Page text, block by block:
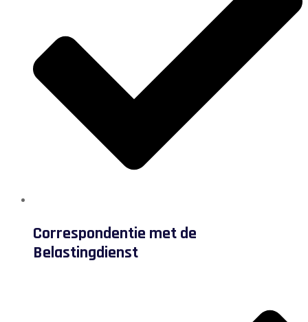
Correspondentie met de
Belastingdienst